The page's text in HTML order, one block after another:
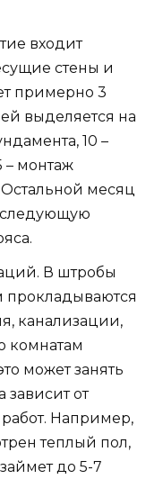
входит
стены и
примерно 3
выделяется на
10 –
– монтаж
месяц
В штробы
канализации,
комнатам
может занять
зависит от
Например,
теплый пол,
до 5-7